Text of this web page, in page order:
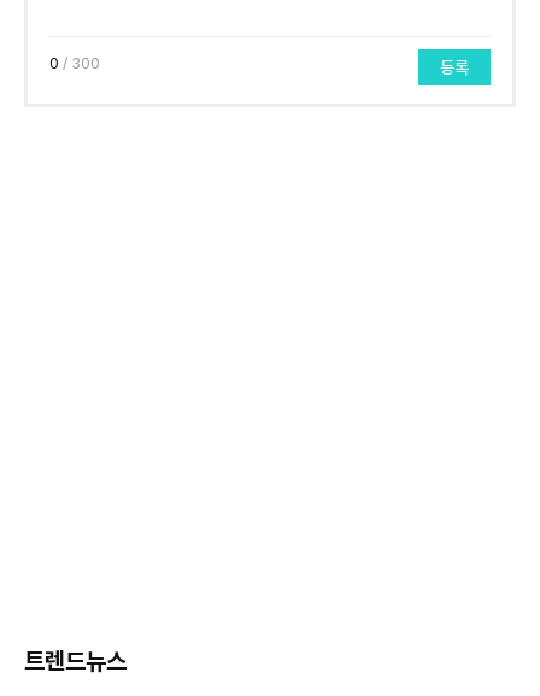
0 / 300 등록
트렌드뉴스